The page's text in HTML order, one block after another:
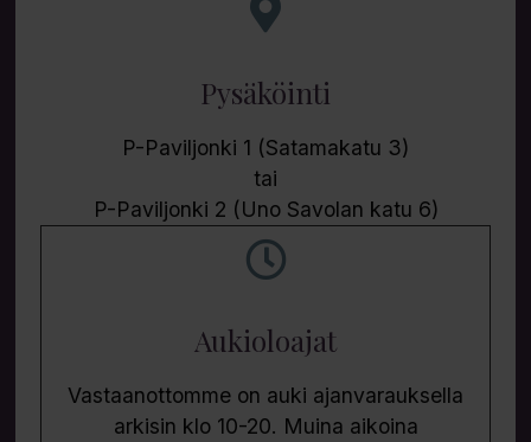
Pysäköinti
P-Paviljonki 1 (Satamakatu 3)
tai
P-Paviljonki 2 (Uno Savolan katu 6)
Aukioloajat
Vastaanottomme on auki ajanvarauksella
arkisin klo 10-20. Muina aikoina